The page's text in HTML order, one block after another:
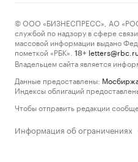
© ООО «БИЗНЕСПРЕСС», АО
службой по надзору в сфере
массовой информации выдано
пометкой «РБК».
18+
Владельцем сайта является
Данные предоставлены:
Индексы облигаций
Чтобы отправить редакции
Информация об ограничениях